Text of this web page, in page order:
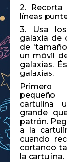
2.
líneas
3. Usa
galaxia de
de "tamaño
un móvil
galaxias.
galaxias:
pequeño
cartulina
grande
patrón.
a la
cuando
cortando
la cartulina.